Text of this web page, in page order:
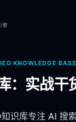
擎
KNOWLEDGE BASE
：实战干
识库专注 AI 搜